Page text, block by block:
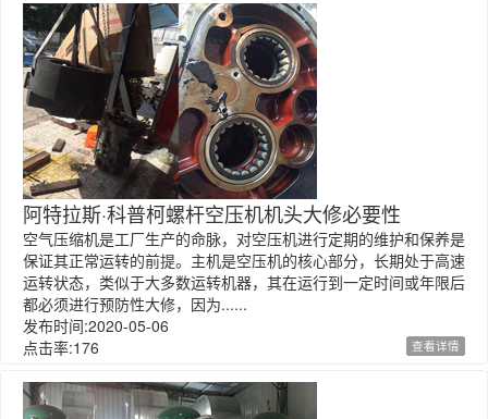
阿特拉斯·科普柯螺杆空压机机头大修必要性
空气压缩机是工厂生产的命脉，对空压机进行定期的维护和保养是
保证其正常运转的前提。主机是空压机的核心部分，长期处于高速
运转状态，类似于大多数运转机器，其在运行到一定时间或年限后
都必须进行预防性大修，因为......
发布时间:2020-05-06
点击率:176
查看详情